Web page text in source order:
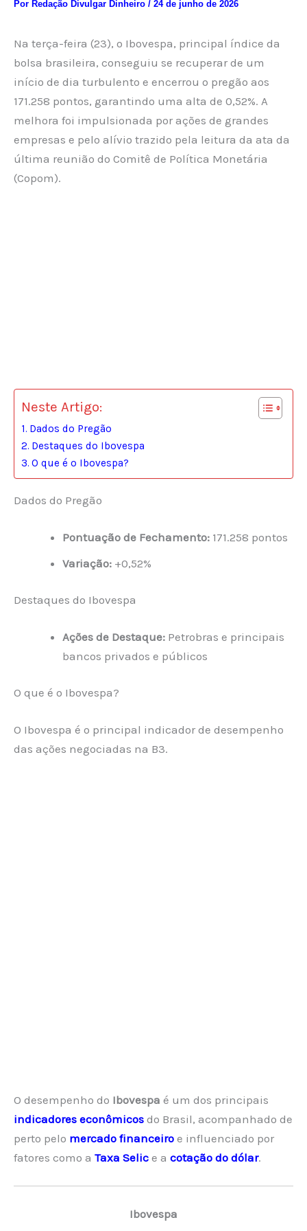
Por Redação Divulgar Dinheiro / 24 de junho de 2026
Na terça-feira (23), o Ibovespa, principal índice da
bolsa brasileira, conseguiu se recuperar de um
início de dia turbulento e encerrou o pregão aos
171.258 pontos, garantindo uma alta de 0,52%. A
melhora foi impulsionada por ações de grandes
empresas e pelo alívio trazido pela leitura da ata da
última reunião do Comitê de Política Monetária
(Copom).
Neste Artigo:
Dados do Pregão
Destaques do Ibovespa
O que é o Ibovespa?
Dados do Pregão
Pontuação de Fechamento: 171.258 pontos
Variação: +0,52%
Destaques do Ibovespa
Ações de Destaque: Petrobras e principais
bancos privados e públicos
O que é o Ibovespa?
O Ibovespa é o principal indicador de desempenho
das ações negociadas na B3.
O desempenho do Ibovespa é um dos principais
indicadores econômicos do Brasil, acompanhado de
perto pelo mercado financeiro e influenciado por
fatores como a Taxa Selic e a cotação do dólar.
Ibovespa